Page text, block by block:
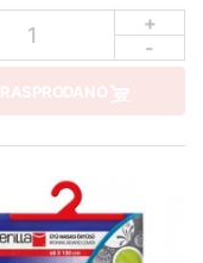
1
+
-
RASPRODANO